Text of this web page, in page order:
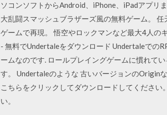
ソコンソフトからAndroid、iPhone、iPadアプリ
大乱闘スマッシュブラザーズ風の無料ゲーム。
ゲームで再現。 悟空やロックマンなど最大4人の
- 無料でUndertaleをダウンロード Undertaleでの
ームなのです. ロールプレイングゲームに慣れて
す。 Undertaleのような 古いバージョンのOrigin
こちらをクリックしてダウンロードしてくださ
い。